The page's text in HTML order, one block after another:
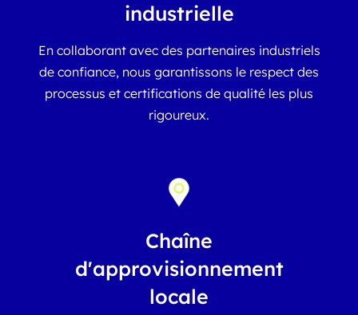
industrielle
En collaborant avec des partenaires industriels
de confiance, nous garantissons le respect des
processus et certifications de qualité les plus
rigoureux.
Chaîne
d'approvisionnement
locale